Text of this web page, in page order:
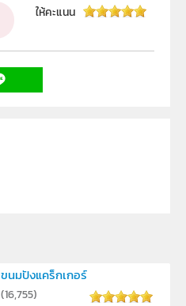
วิทยาศาสตร์ทั่วไป
บุคคลทั่วไป
ให้คะแนน
ขนมปังแคร็กเกอร์
(16,755)